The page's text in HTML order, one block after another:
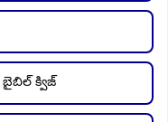
బైబిల్ క్విజ్